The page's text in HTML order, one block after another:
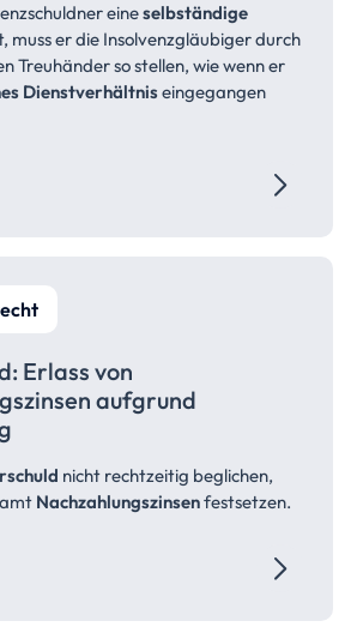
eineselbständige
muss er die Insolvenzgläubiger durch
Treuhänder so stellen, wie wenn er
Dienstverhältniseingegangen
Erlass von
aufgrund
nicht rechtzeitig beglichen,
Nachzahlungszinsenfestsetzen.